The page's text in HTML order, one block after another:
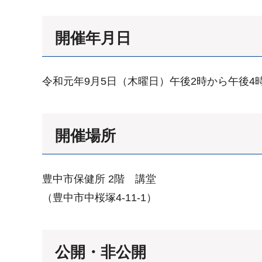
開催年月日
令和元年9月5日（木曜日）午後2時から午後4
開催場所
豊中市保健所 2階 講堂
（豊中市中桜塚4-11-1）
公開・非公開